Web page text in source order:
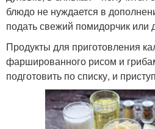
блюдо не нуждается в
подать свежий помидорчик
Продукты для приготовления
фаршированного рисом и
подготовить по списку, и